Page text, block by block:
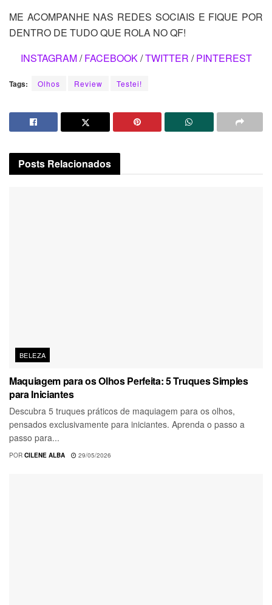
ME ACOMPANHE NAS REDES SOCIAIS E FIQUE POR
DENTRO DE TUDO QUE ROLA NO QF!
INSTAGRAM/FACEBOOK/TWITTER /PINTEREST
Tags: Olhos Review Testei!
Posts Relacionados
BELEZA
Maquiagem para os Olhos Perfeita: 5 Truques Simples
para Iniciantes
Descubra 5 truques práticos de maquiagem para os olhos,
pensados exclusivamente para iniciantes. Aprenda o passo a
passo para...
POR CILENE ALBA 29/05/2026